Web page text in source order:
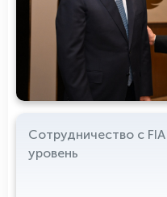
Сотрудничество с
уровень